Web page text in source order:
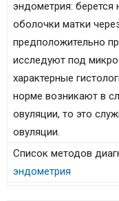
эндометрия: берется
оболочки матки
предположительно
исследуют под
характерные
норме возникают в
овуляции, то это
овуляции.
Список методов
эндометрия